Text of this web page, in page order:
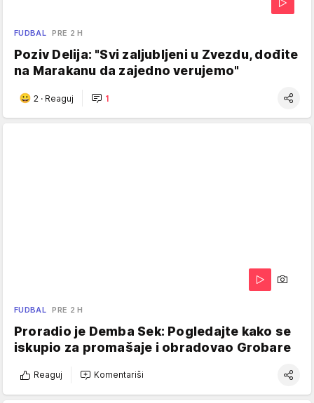
FUDBAL PRE 2 H
Poziv Delija: "Svi zaljubljeni u Zvezdu, dođite
na Marakanu da zajedno verujemo"
2 · Reaguj 1
FUDBAL PRE 2 H
Proradio je Demba Sek: Pogledajte kako se
iskupio za promašaje i obradovao Grobare
Reaguj Komentariši